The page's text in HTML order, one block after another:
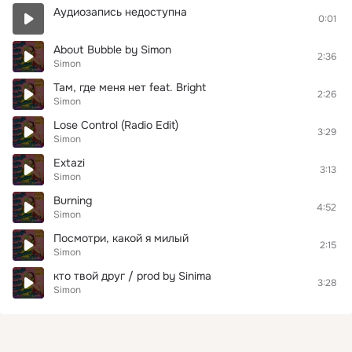
Аудиозапись недоступна 0:01
About Bubble by Simon
Simon
2:36
Там, где меня нет feat. Bright
Simon
2:26
Lose Control (Radio Edit)
Simon
3:29
Extazi
Simon
3:13
Burning
Simon
4:52
Посмотри, какой я милый
Simon
2:15
кто твой друг / prod by Sinima
Simon
3:28